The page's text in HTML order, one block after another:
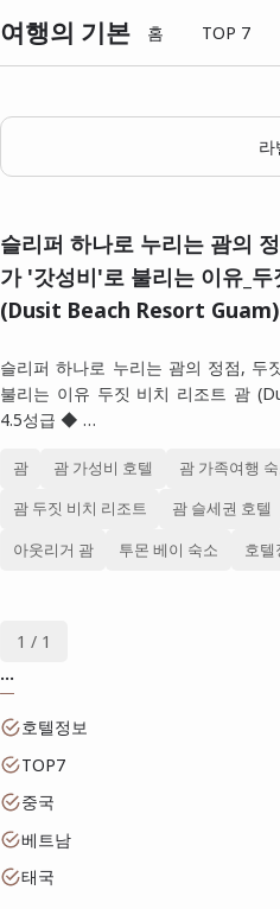
여행의 기본 홈 TOP 7
라
슬리퍼 하나로 누리는 괌의
가 '갓성비'로 불리는 이유_
(Dusit Beach Resort Guam)
슬리퍼 하나로 누리는 괌의 정점, 두
불리는 이유 두짓 비치 리조트 괌
4.5성급 ◆ …
괌 괌 가성비 호텔 괌 가족여행
괌 두짓 비치 리조트 괌 슬세권 호텔
아웃리거 괌 투몬 베이 숙소 호텔
1 / 1
...
호텔정보
TOP7
중국
베트남
태국